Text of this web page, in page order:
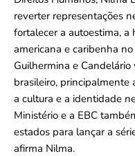
reverter representações
fortalecer a autoestima,
americana e caribenha
Guilhermina e
brasileiro, principalmente
a cultura e a identidade
Ministério e a EBC
estados para lançar a
afirma Nilma.